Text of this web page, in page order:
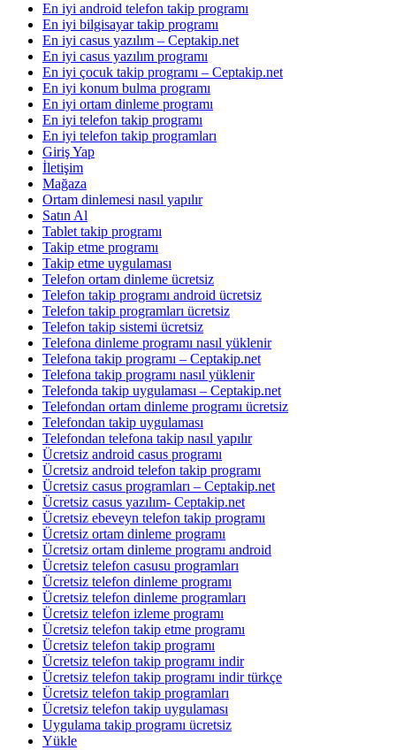
En iyi android telefon takip programı
En iyi bilgisayar takip programı
En iyi casus yazılım – Ceptakip.net
En iyi casus yazılım programı
En iyi çocuk takip programı – Ceptakip.net
En iyi konum bulma programı
En iyi ortam dinleme programı
En iyi telefon takip programı
En iyi telefon takip programları
Giriş Yap
İletişim
Mağaza
Ortam dinlemesi nasıl yapılır
Satın Al
Tablet takip programı
Takip etme programı
Takip etme uygulaması
Telefon ortam dinleme ücretsiz
Telefon takip programı android ücretsiz
Telefon takip programları ücretsiz
Telefon takip sistemi ücretsiz
Telefona dinleme programı nasıl yüklenir
Telefona takip programı – Ceptakip.net
Telefona takip programı nasıl yüklenir
Telefonda takip uygulaması – Ceptakip.net
Telefondan ortam dinleme programı ücretsiz
Telefondan takip uygulaması
Telefondan telefona takip nasıl yapılır
Ücretsiz android casus programı
Ücretsiz android telefon takip programı
Ücretsiz casus programları – Ceptakip.net
Ücretsiz casus yazılım- Ceptakip.net
Ücretsiz ebeveyn telefon takip programı
Ücretsiz ortam dinleme programı
Ücretsiz ortam dinleme programı android
Ücretsiz telefon casusu programları
Ücretsiz telefon dinleme programı
Ücretsiz telefon dinleme programları
Ücretsiz telefon izleme programı
Ücretsiz telefon takip etme programı
Ücretsiz telefon takip programı
Ücretsiz telefon takip programı indir
Ücretsiz telefon takip programı indir türkçe
Ücretsiz telefon takip programları
Ücretsiz telefon takip uygulaması
Uygulama takip programı ücretsiz
Yükle